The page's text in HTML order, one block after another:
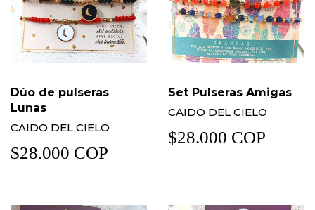
Dúo de pulseras
Lunas
CAIDO DEL CIELO
$28.000 COP
Set Pulseras Amigas
CAIDO DEL CIELO
$28.000 COP